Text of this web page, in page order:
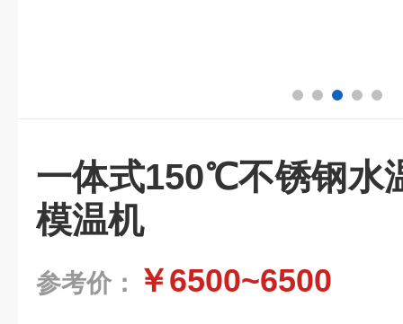
一体式150℃不锈钢水
模温机
参考价： ￥6500~6500